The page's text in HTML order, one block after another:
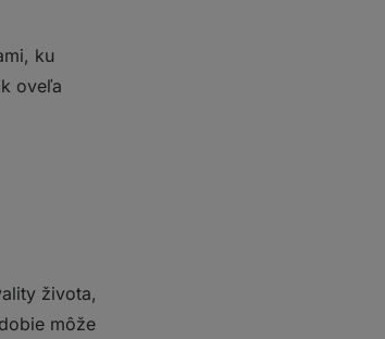
ku
oveľa
života,
môže